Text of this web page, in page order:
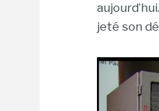
jeté son